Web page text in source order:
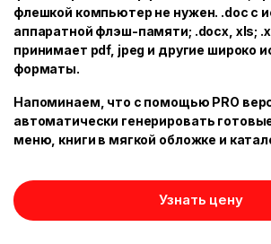
флешкой компьютер не нужен. .doc с
аппаратной флэш-памяти; .docx, xls;
принимает pdf, jpeg и другие широко
форматы.
Напоминаем, что с помощью PRO
автоматически генерировать
меню, книги в мягкой обложке и
Узнать цену